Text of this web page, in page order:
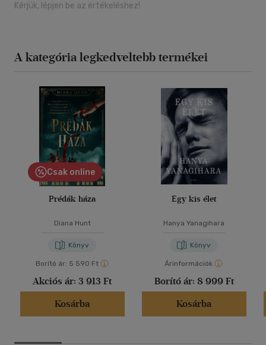
Kérjük, lépjen be az értékeléshez!
A kategória legkedveltebb termékei
Csak online
Prédák háza
Diana Hunt
Könyv
Borító ár: 5 590 Ft
Akciós ár: 3 913 Ft
Kosárba
Egy kis élet
Hanya Yanagihara
Könyv
Árinformációk
Borító ár: 8 999 Ft
Kosárba